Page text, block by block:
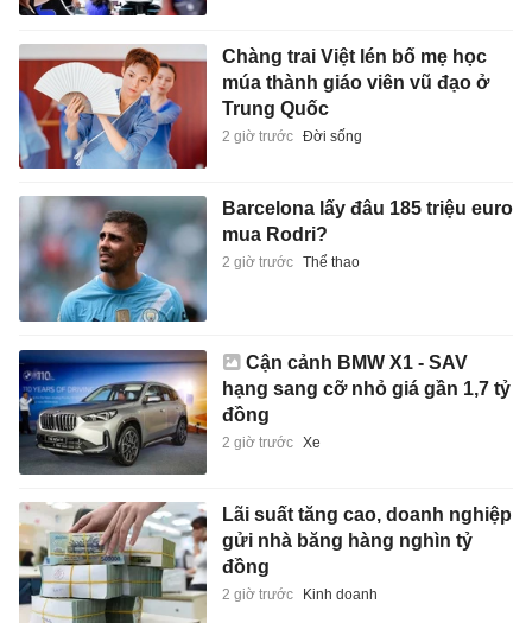
Chàng trai Việt lén bố mẹ học
múa thành giáo viên vũ đạo ở
Trung Quốc
2 giờ trước Đời sống
Barcelona lấy đâu 185 triệu euro
mua Rodri?
2 giờ trước Thể thao
Cận cảnh BMW X1 - SAV
hạng sang cỡ nhỏ giá gần 1,7 tỷ
đồng
2 giờ trước Xe
Lãi suất tăng cao, doanh nghiệp
gửi nhà băng hàng nghìn tỷ
đồng
2 giờ trước Kinh doanh